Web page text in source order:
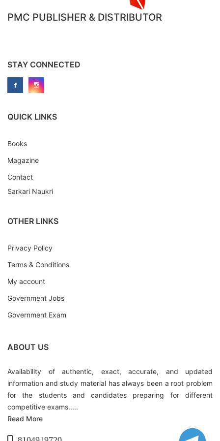
PMC PUBLISHER & DISTRIBUTOR
STAY CONNECTED
QUICK LINKS
Books
Magazine
Contact
Sarkari Naukri
OTHER LINKS
Privacy Policy
Terms & Conditions
My account
Government Jobs
Government Exam
ABOUT US
Availability of authentic, exact, accurate, and updated
information and study material has always been a root problem
for the students and candidates preparing for different
competitive exams.....
Read More